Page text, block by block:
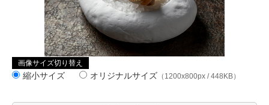
画像サイズ切り替え
縮小サイズ オリジナルサイズ （1200x800px / 448KB）